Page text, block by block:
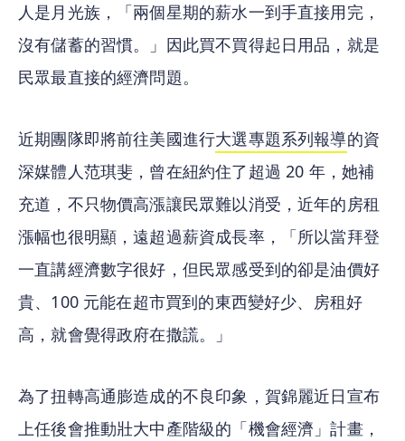
人是月光族，「兩個星期的薪水一到手直接用完，
沒有儲蓄的習慣。」因此買不買得起日用品，就是
民眾最直接的經濟問題。
近期團隊即將前往美國進行大選專題系列報導的資
深媒體人范琪斐，曾在紐約住了超過 20 年，她補
充道，不只物價高漲讓民眾難以消受，近年的房租
漲幅也很明顯，遠超過薪資成長率，「所以當拜登
一直講經濟數字很好，但民眾感受到的卻是油價好
貴、100 元能在超市買到的東西變好少、房租好
高，就會覺得政府在撒謊。」
為了扭轉高通膨造成的不良印象，賀錦麗近日宣布
上任後會推動壯大中產階級的「機會經濟」計畫，